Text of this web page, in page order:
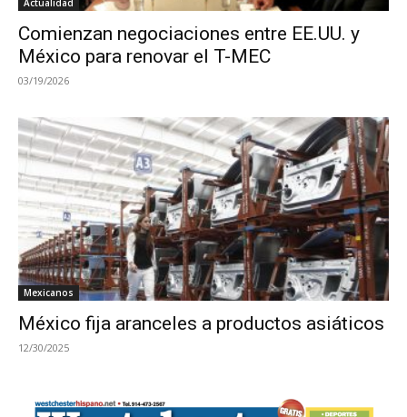
Actualidad
Comienzan negociaciones entre EE.UU. y
México para renovar el T-MEC
03/19/2026
Mexicanos
México fija aranceles a productos asiáticos
12/30/2025